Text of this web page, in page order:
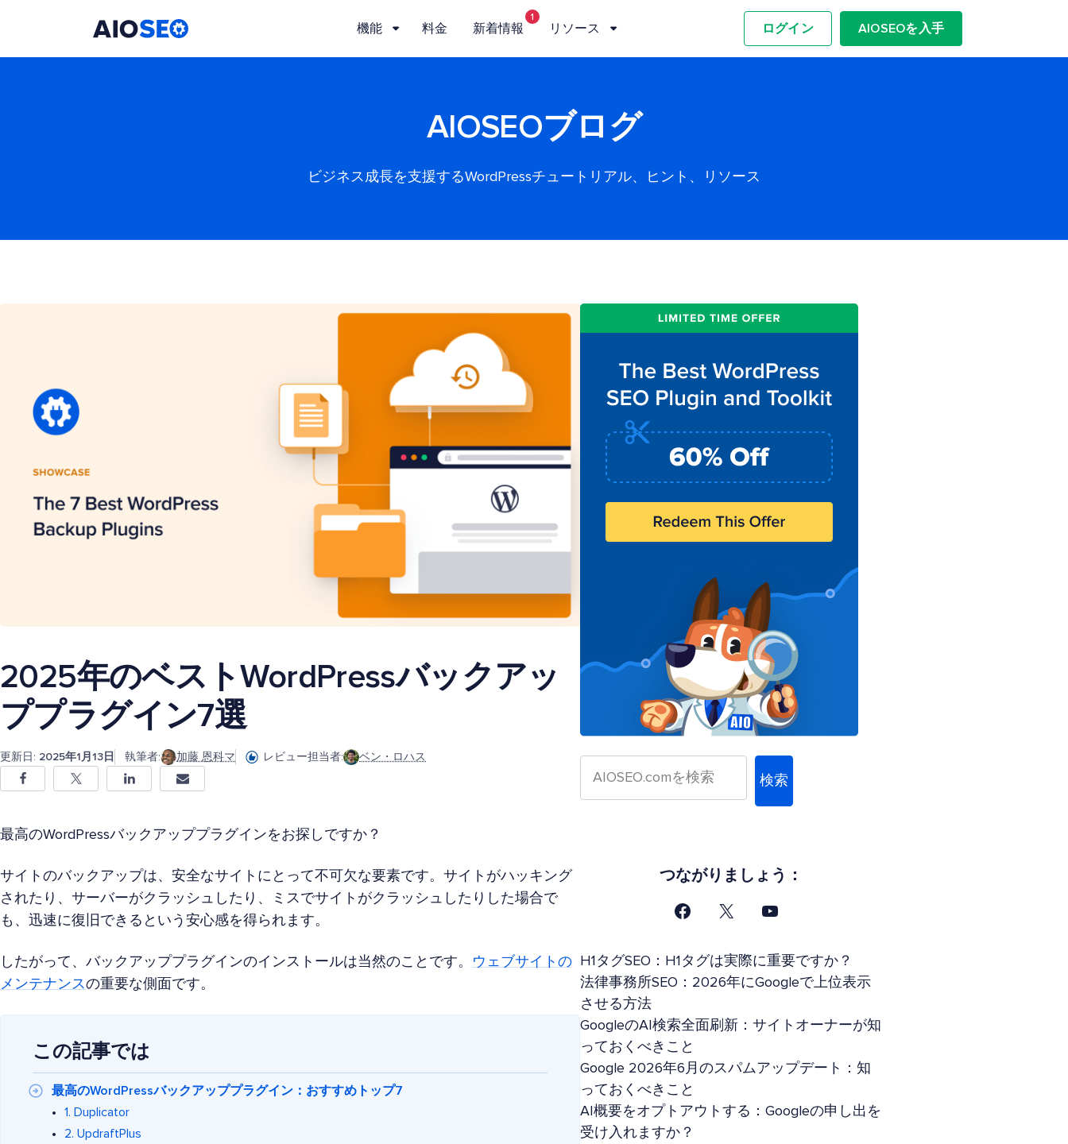
機能 料金 新着情報
1
リソース ログイン AIOSEOを入手
AIOSEOブログ
ビジネス成長を支援するWordPressチュートリアル、ヒント、リソース
2025年のベストWordPressバックアッ
ププラグイン7選
更新日: 2025年1月13日 執筆者: 加藤 恩科マ レビュー担当者: ベン・ロハス
最高のWordPressバックアッププラグインをお探しですか？
サイトのバックアップは、安全なサイトにとって不可欠な要素です。サイトがハッキング
されたり、サーバーがクラッシュしたり、ミスでサイトがクラッシュしたりした場合で
も、迅速に復旧できるという安心感を得られます。
したがって、バックアッププラグインのインストールは当然のことです。
ウェブサイトの
メンテナンスの重要な側面です。
この記事では
最高のWordPressバックアッププラグイン：おすすめトップ7
1. Duplicator
2. UpdraftPlus
検索
つながりましょう：
H1タグSEO：H1タグは実際に重要ですか？
法律事務所SEO：2026年にGoogleで上位表示
させる方法
GoogleのAI検索全面刷新：サイトオーナーが知
っておくべきこと
Google 2026年6月のスパムアップデート：知
っておくべきこと
AI概要をオプトアウトする：Googleの申し出を
受け入れますか？